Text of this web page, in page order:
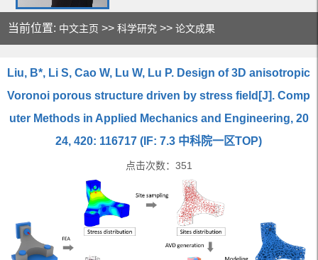
当前位置: 中文主页 >>科学研究 >>论文成果
Liu, B*, Li S, Cao W, Lu W, Lu P. Design of 3D anisotropic
Voronoi porous structure driven by stress field[J]. Comp
uter Methods in Applied Mechanics and Engineering, 20
24, 420: 116717 (IF: 7.3 中科院一区TOP)
点击次数： 351